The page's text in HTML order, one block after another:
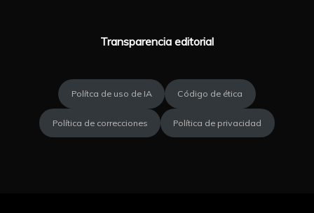
Transparencia editorial
Polítca de uso de IA Código de ética
Política de correcciones Política de privacidad